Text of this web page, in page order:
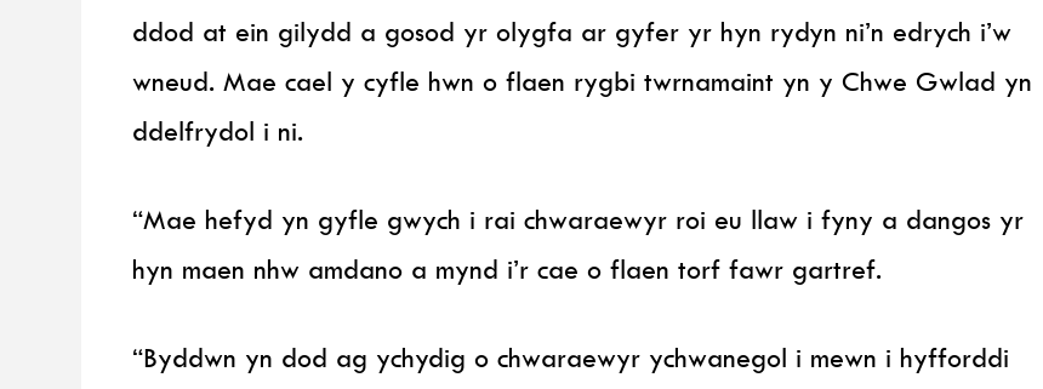
ddod at ein gilydd a gosod yr olygfa ar gyfer yr hyn rydyn ni’n edrych i’w
wneud. Mae cael y cyfle hwn o flaen rygbi twrnamaint yn y Chwe Gwlad yn
ddelfrydol i ni.
“Mae hefyd yn gyfle gwych i rai chwaraewyr roi eu llaw i fyny a dangos yr
hyn maen nhw amdano a mynd i’r cae o flaen torf fawr gartref.
“Byddwn yn dod ag ychydig o chwaraewyr ychwanegol i mewn i hyfforddi